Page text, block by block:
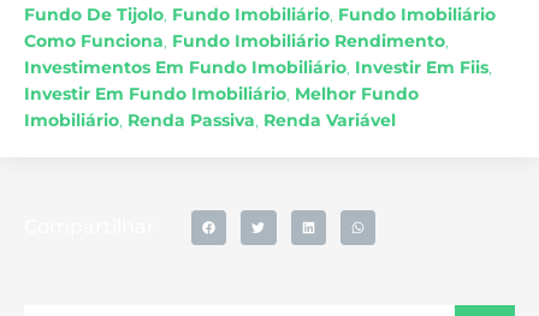
Fundo De Tijolo, Fundo Imobiliário, Fundo Imobiliário
Como Funciona, Fundo Imobiliário Rendimento,
Investimentos Em Fundo Imobiliário, Investir Em Fiis,
Investir Em Fundo Imobiliário, Melhor Fundo
Imobiliário, Renda Passiva, Renda Variável